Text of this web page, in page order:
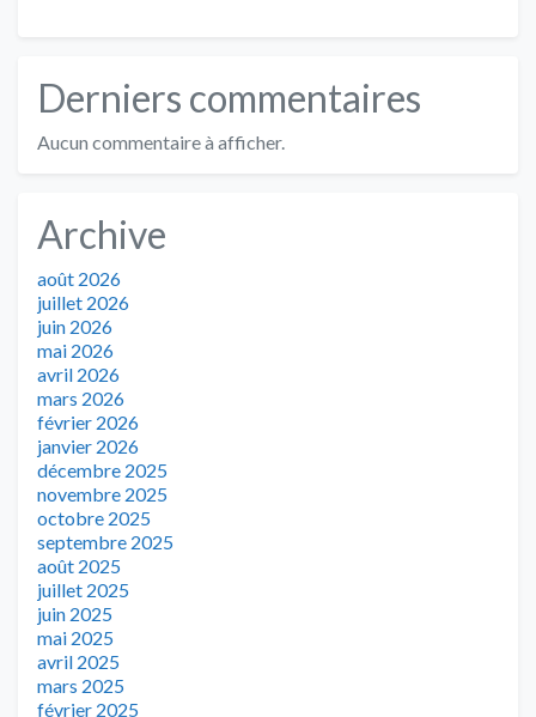
Derniers commentaires
Aucun commentaire à afficher.
Archive
août 2026
juillet 2026
juin 2026
mai 2026
avril 2026
mars 2026
février 2026
janvier 2026
décembre 2025
novembre 2025
octobre 2025
septembre 2025
août 2025
juillet 2025
juin 2025
mai 2025
avril 2025
mars 2025
février 2025